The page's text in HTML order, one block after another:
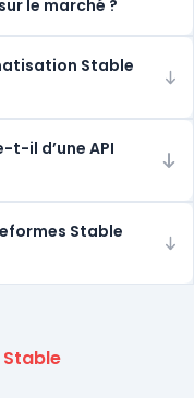
le marché ?
Stable
t-il d’une API
Stable
Stable